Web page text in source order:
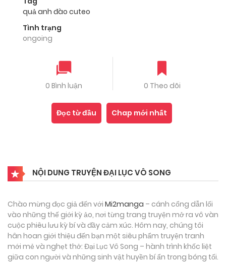
quả anh đào cuteo
Tình trạng
ongoing
0 Bình luận 0 Theo dõi
Đọc từ đầu Chap mới nhất
NỘI DUNG TRUYỆN ĐẠI LỤC VÔ SONG
Chào mừng đọc giả đến với Mi2manga – cánh cổng dẫn lối
vào những thế giới kỳ ảo, nơi từng trang truyện mở ra vô vàn
cuộc phiêu lưu kỳ bí và đầy cảm xúc. Hôm nay, chúng tôi
hân hoan giới thiệu đến bạn một siêu phẩm truyện tranh
mới mẻ và nghẹt thở: Đại Lục Vô Song – hành trình khốc liệt
giữa con người và những sinh vật huyền bí ẩn trong bóng tối.